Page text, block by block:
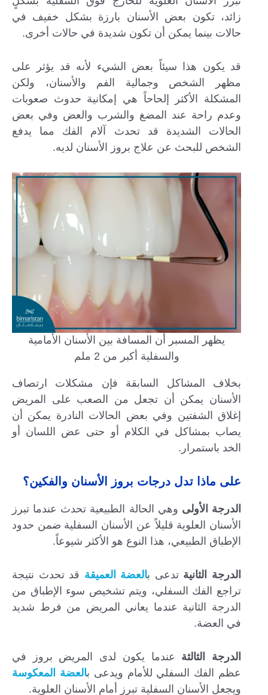
زائد، تكون بعض الأسنان بارزة بشكل خفيف في
حالات بينما يمكن أن تكون شديدة في حالات أخرى.
قد يكون هذا سيئاً بعض الشيء لأنه قد يؤثر على
مظهر الشخص وجمالية الفم والأسنان، ولكن
المشكلة الأكثر إلحاحاً هي إمكانية حدوث صعوبات
وعدم راحة عند المضغ والشرب والعض وفي بعض
الحالات الشديدة قد تحدث آلام الفك مما يدفع
الشخص للبحث عن علاج بروز الأسنان لديه.
يظهر المسبر أن المسافة بين الأسنان الأمامية
والسفلية أكبر من 2 ملم
بخلاف المشاكل السابقة فإن مشكلات ارتصاف
الأسنان يمكن أن تجعل من الصعب على المريض
إغلاق الشفتين وفي بعض الحالات النادرة يمكن أن
يصاب بمشاكل في الكلام أو حتى عض اللسان أو
الخد باستمرار.
على ماذا تدل درجات بروز الأسنان والفكين؟
الدرجة الأولى وهي الحالة الطبيعية تحدث عندما تبرز
الأسنان العلوية قليلاً عن الأسنان السفلية ضمن حدود
الإطباق الطبيعي، هذا النوع هو الأكثر شيوعاً.
الدرجة الثانية تدعى بالعضة العميقة قد تحدث نتيجة
تراجع الفك السفلي، ويتم تشخيص سوء الإطباق من
الدرجة الثانية عندما يعاني المريض من فرط شديد
في العضة.
الدرجة الثالثة عندما يكون لدى المريض بروز في
عظم الفك السفلي للأمام ويدعى بالعضة المعكوسة
ويجعل الأسنان السفلية تبرز أمام الأسنان العلوية.